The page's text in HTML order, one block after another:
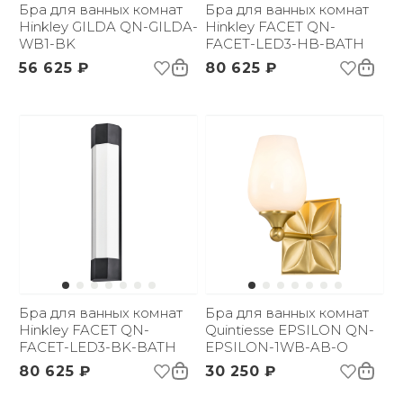
Бра для ванных комнат
Hinkley GILDA QN-GILDA-
WB1-BK
56 625 ₽
Бра для ванных комнат
Hinkley FACET QN-
FACET-LED3-HB-BATH
80 625 ₽
Бра для ванных комнат
Hinkley FACET QN-
FACET-LED3-BK-BATH
80 625 ₽
Бра для ванных комнат
Quintiesse EPSILON QN-
EPSILON-1WB-AB-O
30 250 ₽